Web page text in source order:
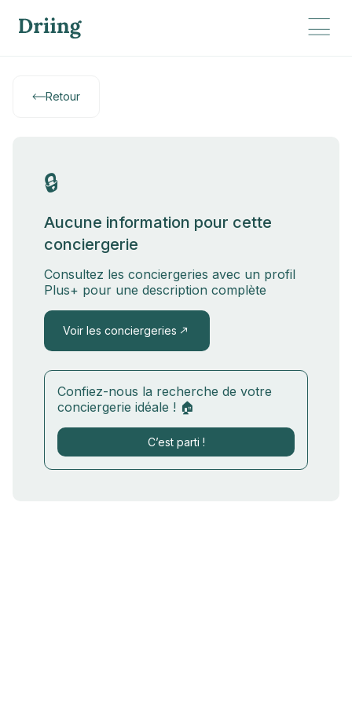
Retour
🔒
Aucune information pour cette
conciergerie
Consultez les conciergeries avec un profil
Plus+ pour une description complète
Voir les conciergeries
Confiez-nous la recherche de votre
conciergerie idéale ! 🏠
C’est parti !